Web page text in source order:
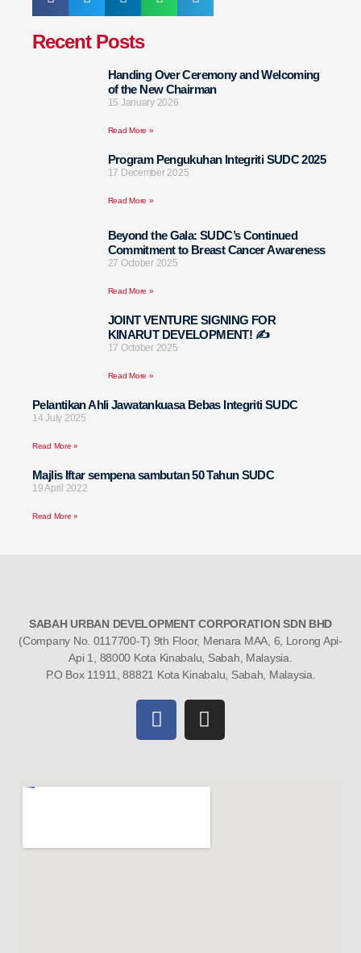
Recent Posts
Handing Over Ceremony and Welcoming
of the New Chairman
15 January 2026
Read More »
Program Pengukuhan Integriti SUDC 2025
17 December 2025
Read More »
Beyond the Gala: SUDC’s Continued
Commitment to Breast Cancer Awareness
27 October 2025
Read More »
JOINT VENTURE SIGNING FOR
KINARUT DEVELOPMENT! ✍️
17 October 2025
Read More »
Pelantikan Ahli Jawatankuasa Bebas Integriti SUDC
14 July 2025
Read More »
Majlis Iftar sempena sambutan 50 Tahun SUDC
19 April 2022
Read More »
SABAH URBAN DEVELOPMENT CORPORATION SDN BHD
(Company No. 0117700-T) 9th Floor, Menara MAA, 6, Lorong Api-
Api 1, 88000 Kota Kinabalu, Sabah, Malaysia.
P.O Box 11911, 88821 Kota Kinabalu, Sabah, Malaysia.